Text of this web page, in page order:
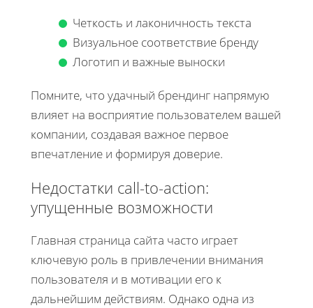
Четкость и лаконичность текста
Визуальное соответствие бренду
Логотип и важные выноски
Помните, что удачный брендинг напрямую
влияет на восприятие пользователем вашей
компании, создавая важное первое
впечатление и формируя доверие.
Недостатки call-to-action:
упущенные возможности
Главная страница сайта часто играет
ключевую роль в привлечении внимания
пользователя и в мотивации его к
дальнейшим действиям. Однако одна из